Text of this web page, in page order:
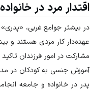
اقتدار مرد در
در بیشتر جوامع غربی،
عهده‏‌دار کار مزدی هستند و
مشارکت در امور فرزندان
آموزش جنسی به کودکان در
پدر در خانواده و جامعه